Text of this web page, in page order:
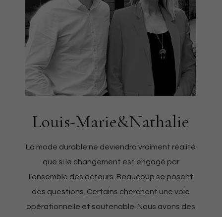
Louis-Marie&Nathalie
La mode durable ne deviendra vraiment réalité
que si le changement est engagé par
l’ensemble des acteurs. Beaucoup se posent
des questions. Certains cherchent une voie
opérationnelle et soutenable. Nous avons des